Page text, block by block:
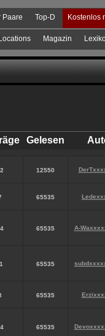
Kostenlos
Top-D
Paare
Magazin
Locations
Gelesen
12550
65535
65535 A-
65535
65535
65535